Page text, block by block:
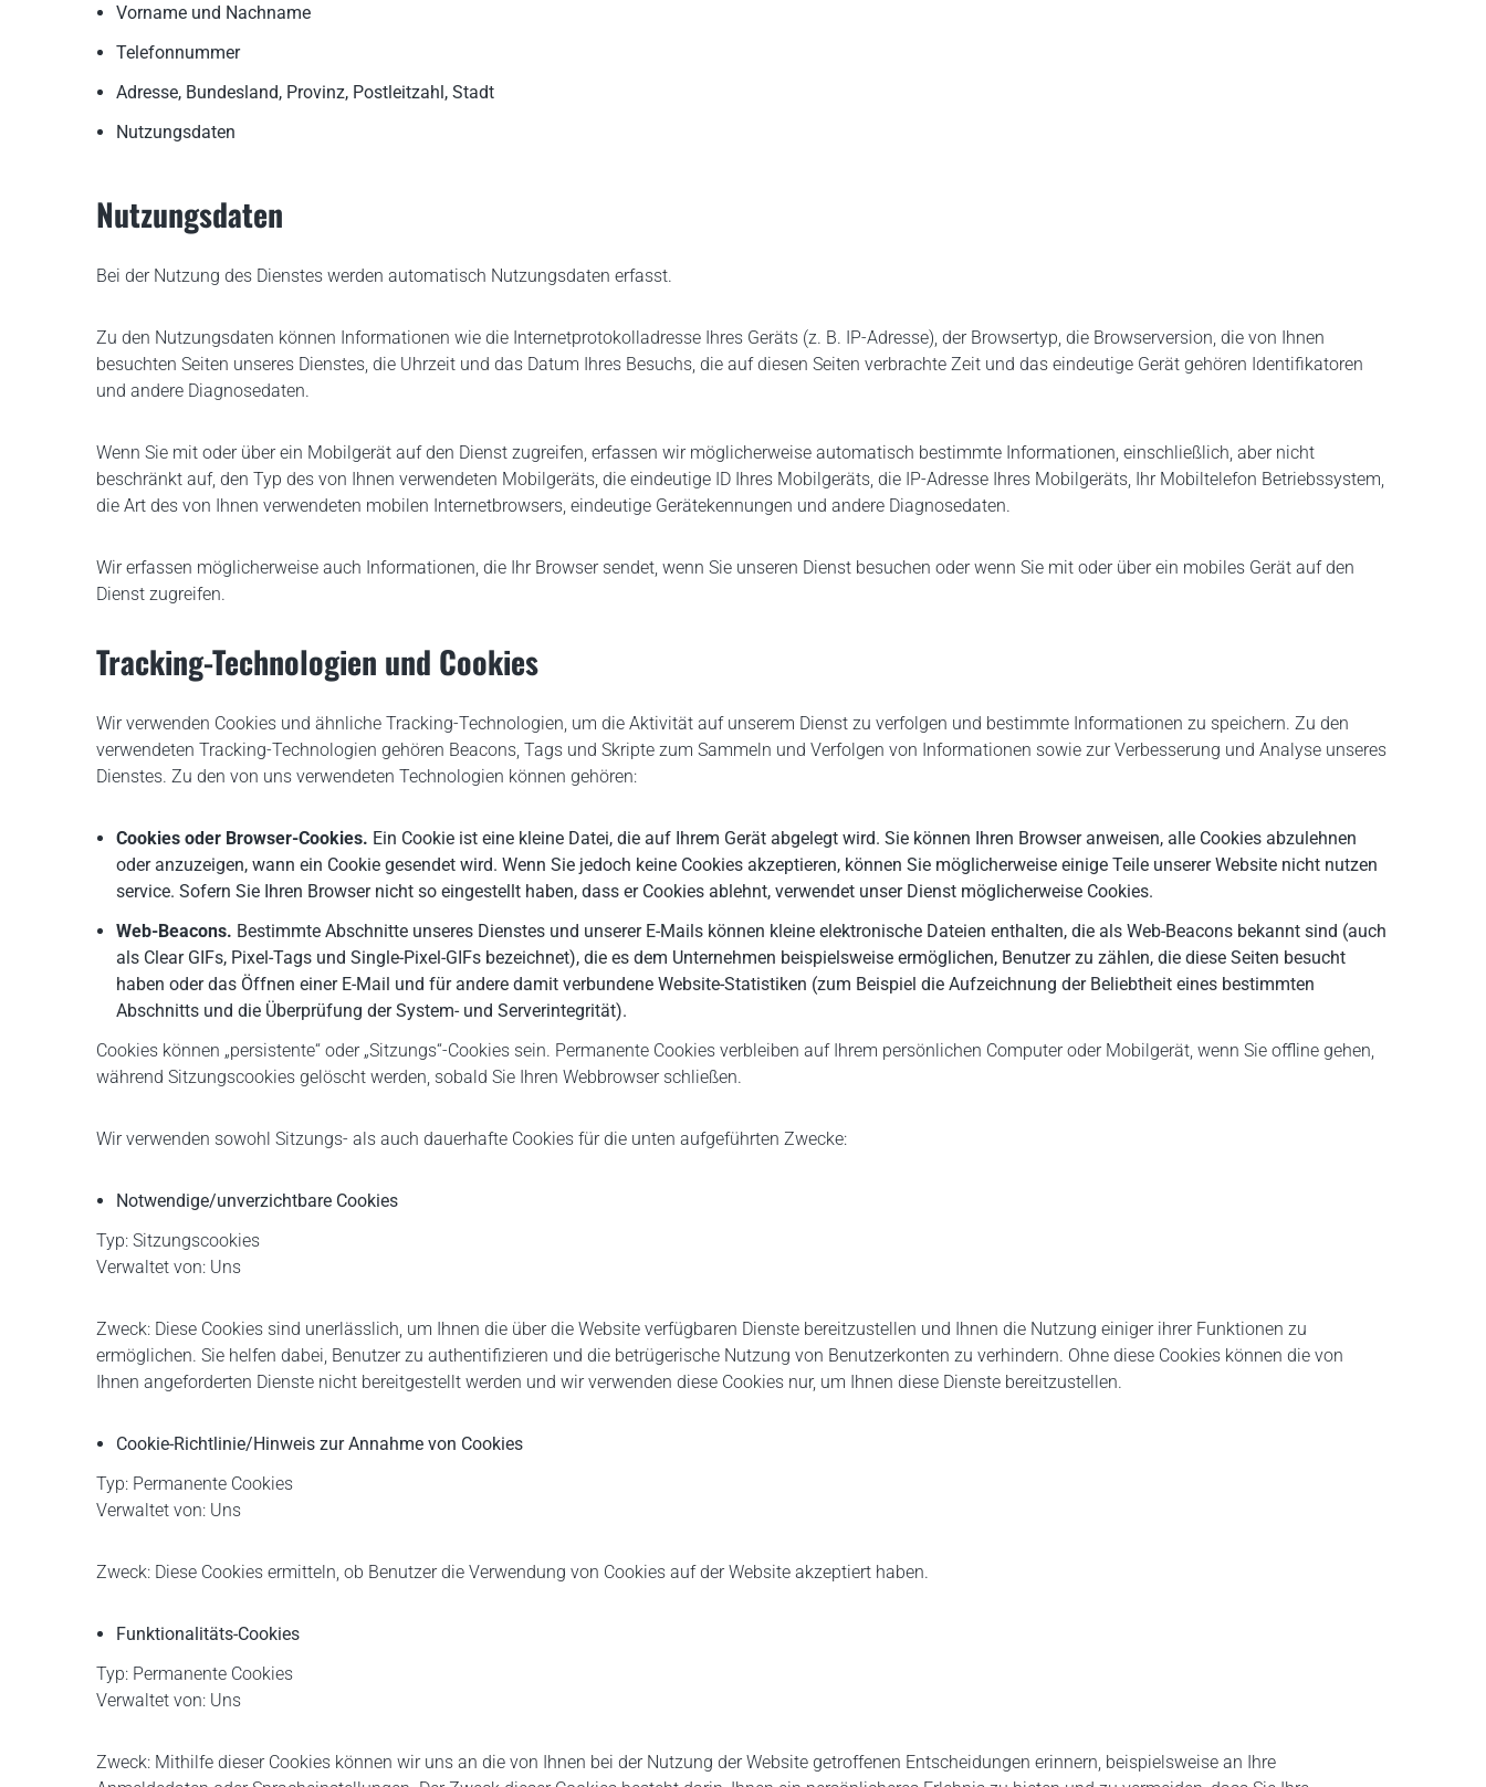
Vorname und Nachname
Telefonnummer
Adresse, Bundesland, Provinz, Postleitzahl, Stadt
Nutzungsdaten
Nutzungsdaten
Bei der Nutzung des Dienstes werden automatisch Nutzungsdaten erfasst.
Zu den Nutzungsdaten können Informationen wie die Internetprotokolladresse Ihres Geräts (z. B. IP-Adresse), der Browsertyp, die Browserversion, die von Ihnen
besuchten Seiten unseres Dienstes, die Uhrzeit und das Datum Ihres Besuchs, die auf diesen Seiten verbrachte Zeit und das eindeutige Gerät gehören Identifikatoren
und andere Diagnosedaten.
Wenn Sie mit oder über ein Mobilgerät auf den Dienst zugreifen, erfassen wir möglicherweise automatisch bestimmte Informationen, einschließlich, aber nicht
beschränkt auf, den Typ des von Ihnen verwendeten Mobilgeräts, die eindeutige ID Ihres Mobilgeräts, die IP-Adresse Ihres Mobilgeräts, Ihr Mobiltelefon Betriebssystem,
die Art des von Ihnen verwendeten mobilen Internetbrowsers, eindeutige Gerätekennungen und andere Diagnosedaten.
Wir erfassen möglicherweise auch Informationen, die Ihr Browser sendet, wenn Sie unseren Dienst besuchen oder wenn Sie mit oder über ein mobiles Gerät auf den
Dienst zugreifen.
Tracking-Technologien und Cookies
Wir verwenden Cookies und ähnliche Tracking-Technologien, um die Aktivität auf unserem Dienst zu verfolgen und bestimmte Informationen zu speichern. Zu den
verwendeten Tracking-Technologien gehören Beacons, Tags und Skripte zum Sammeln und Verfolgen von Informationen sowie zur Verbesserung und Analyse unseres
Dienstes. Zu den von uns verwendeten Technologien können gehören:
Cookies oder Browser-Cookies. Ein Cookie ist eine kleine Datei, die auf Ihrem Gerät abgelegt wird. Sie können Ihren Browser anweisen, alle Cookies abzulehnen
oder anzuzeigen, wann ein Cookie gesendet wird. Wenn Sie jedoch keine Cookies akzeptieren, können Sie möglicherweise einige Teile unserer Website nicht nutzen
service. Sofern Sie Ihren Browser nicht so eingestellt haben, dass er Cookies ablehnt, verwendet unser Dienst möglicherweise Cookies.
Web-Beacons. Bestimmte Abschnitte unseres Dienstes und unserer E-Mails können kleine elektronische Dateien enthalten, die als Web-Beacons bekannt sind (auch
als Clear GIFs, Pixel-Tags und Single-Pixel-GIFs bezeichnet), die es dem Unternehmen beispielsweise ermöglichen, Benutzer zu zählen, die diese Seiten besucht
haben oder das Öffnen einer E-Mail und für andere damit verbundene Website-Statistiken (zum Beispiel die Aufzeichnung der Beliebtheit eines bestimmten
Abschnitts und die Überprüfung der System- und Serverintegrität).
Cookies können „persistente“ oder „Sitzungs“-Cookies sein. Permanente Cookies verbleiben auf Ihrem persönlichen Computer oder Mobilgerät, wenn Sie offline gehen,
während Sitzungscookies gelöscht werden, sobald Sie Ihren Webbrowser schließen.
Wir verwenden sowohl Sitzungs- als auch dauerhafte Cookies für die unten aufgeführten Zwecke:
Notwendige/unverzichtbare Cookies
Typ: Sitzungscookies
Verwaltet von: Uns
Zweck: Diese Cookies sind unerlässlich, um Ihnen die über die Website verfügbaren Dienste bereitzustellen und Ihnen die Nutzung einiger ihrer Funktionen zu
ermöglichen. Sie helfen dabei, Benutzer zu authentifizieren und die betrügerische Nutzung von Benutzerkonten zu verhindern. Ohne diese Cookies können die von
Ihnen angeforderten Dienste nicht bereitgestellt werden und wir verwenden diese Cookies nur, um Ihnen diese Dienste bereitzustellen.
Cookie-Richtlinie/Hinweis zur Annahme von Cookies
Typ: Permanente Cookies
Verwaltet von: Uns
Zweck: Diese Cookies ermitteln, ob Benutzer die Verwendung von Cookies auf der Website akzeptiert haben.
Funktionalitäts-Cookies
Typ: Permanente Cookies
Verwaltet von: Uns
Zweck: Mithilfe dieser Cookies können wir uns an die von Ihnen bei der Nutzung der Website getroffenen Entscheidungen erinnern, beispielsweise an Ihre